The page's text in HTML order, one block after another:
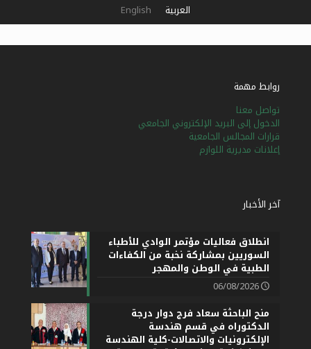
روابط مهمة
تواصل معنا
الدخول إلى البريد الإلكتروني الجامعي
قرارات المجالس الجامعية
إعلانات مديرية اللوازم
آخر الأخبار
انطلاق فعاليات مؤتمر الوادي للأطباء
السوريين بمشاركة نخبة من الكفاءات
الطبية في الوطن والمهجر
06/08/2026
منح الباحثة سعاد فرج دوار درجة
الدكتوراه في قسم هندسة
الإلكترونيات والاتصالات-كلية الهندسة
العربية English